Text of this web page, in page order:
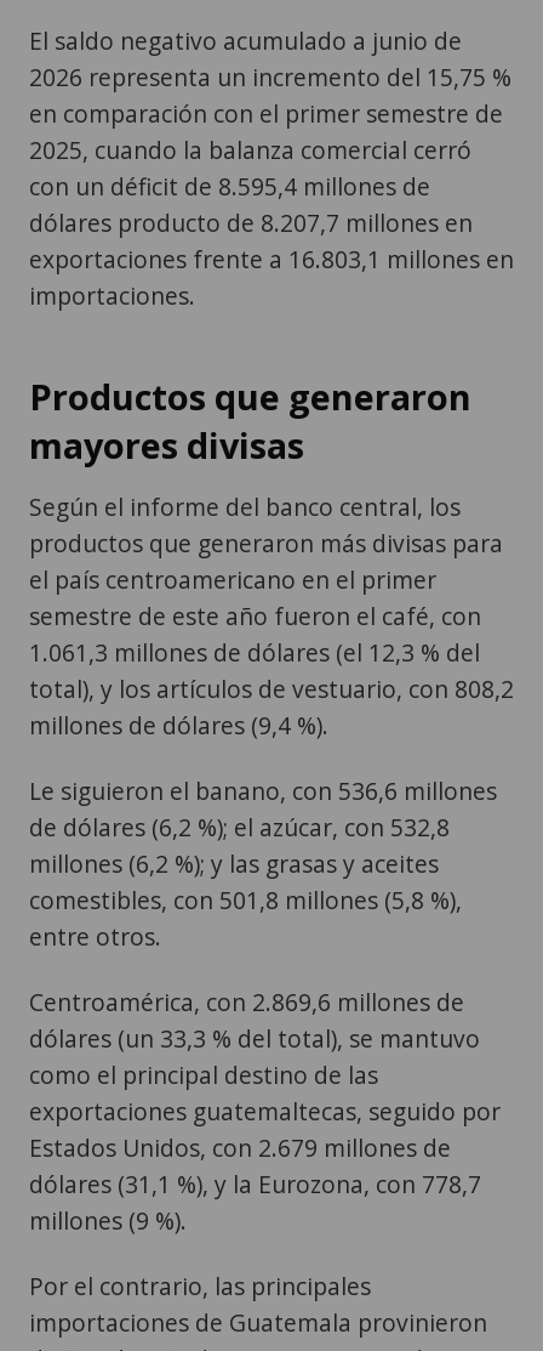
El saldo negativo acumulado a junio de
2026 representa un incremento del 15,75 %
en comparación con el primer semestre de
2025, cuando la balanza comercial cerró
con un déficit de 8.595,4 millones de
dólares producto de 8.207,7 millones en
exportaciones frente a 16.803,1 millones en
importaciones.
Productos que generaron
mayores divisas
Según el informe del banco central, los
productos que generaron más divisas para
el país centroamericano en el primer
semestre de este año fueron el café, con
1.061,3 millones de dólares (el 12,3 % del
total), y los artículos de vestuario, con 808,2
millones de dólares (9,4 %).
Le siguieron el banano, con 536,6 millones
de dólares (6,2 %); el azúcar, con 532,8
millones (6,2 %); y las grasas y aceites
comestibles, con 501,8 millones (5,8 %),
entre otros.
Centroamérica, con 2.869,6 millones de
dólares (un 33,3 % del total), se mantuvo
como el principal destino de las
exportaciones guatemaltecas, seguido por
Estados Unidos, con 2.679 millones de
dólares (31,1 %), y la Eurozona, con 778,7
millones (9 %).
Por el contrario, las principales
importaciones de Guatemala provinieron